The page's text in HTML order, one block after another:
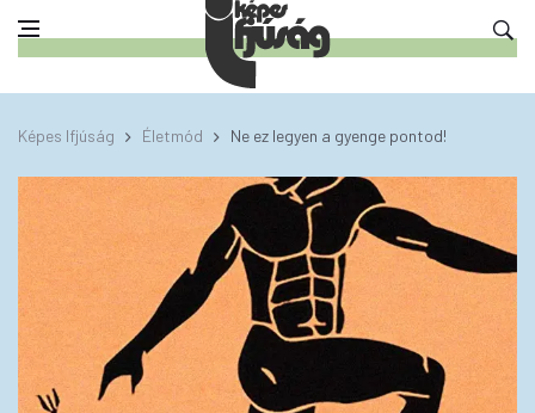
Képes Ifjúság Életmód Ne ez legyen a gyenge pontod!